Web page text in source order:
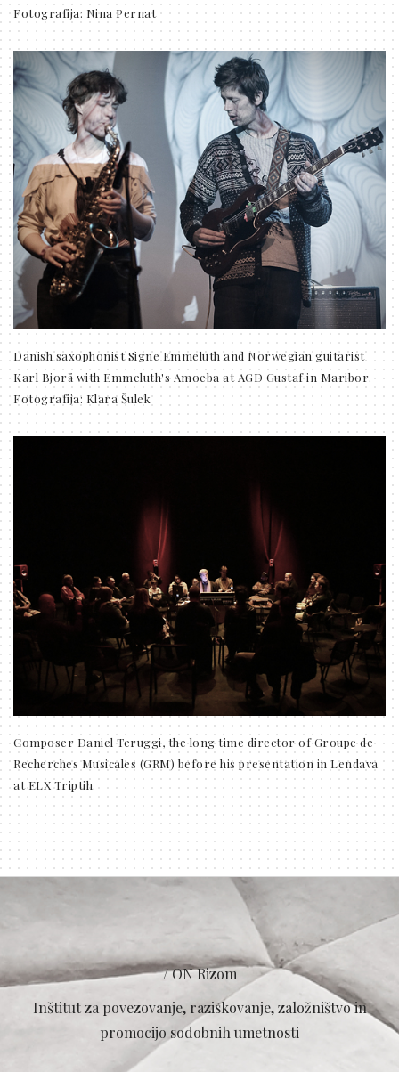
Fotografija: Nina Pernat
Danish saxophonist Signe Emmeluth and Norwegian guitarist
Karl Bjorå with Emmeluth's Amoeba at AGD Gustaf in Maribor.
Fotografija: Klara Šulek
Composer Daniel Teruggi, the long time director of Groupe de
Recherches Musicales (GRM) before his presentation in Lendava
at ELX Triptih.
/ ON Rizom
Inštitut za povezovanje, raziskovanje, založništvo in
promocijo sodobnih umetnosti